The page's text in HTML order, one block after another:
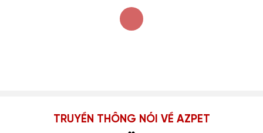
TRUYỀN THÔNG NÓI VỀ AZPET